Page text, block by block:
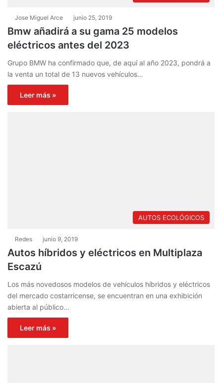
Jose Miguel Arce junio 25, 2019
Bmw añadirá a su gama 25 modelos
eléctricos antes del 2023
Grupo BMW ha confirmado que, de aquí al año 2023, pondrá a
la venta un total de 13 nuevos vehículos…
Leer más »
AUTOS ECOLÓGICOS
Redes junio 9, 2019
Autos híbridos y eléctricos en Multiplaza
Escazú
Los más novedosos modelos de vehículos híbridos y eléctricos
del mercado costarricense, se encuentran en una exhibición
abierta al público…
Leer más »